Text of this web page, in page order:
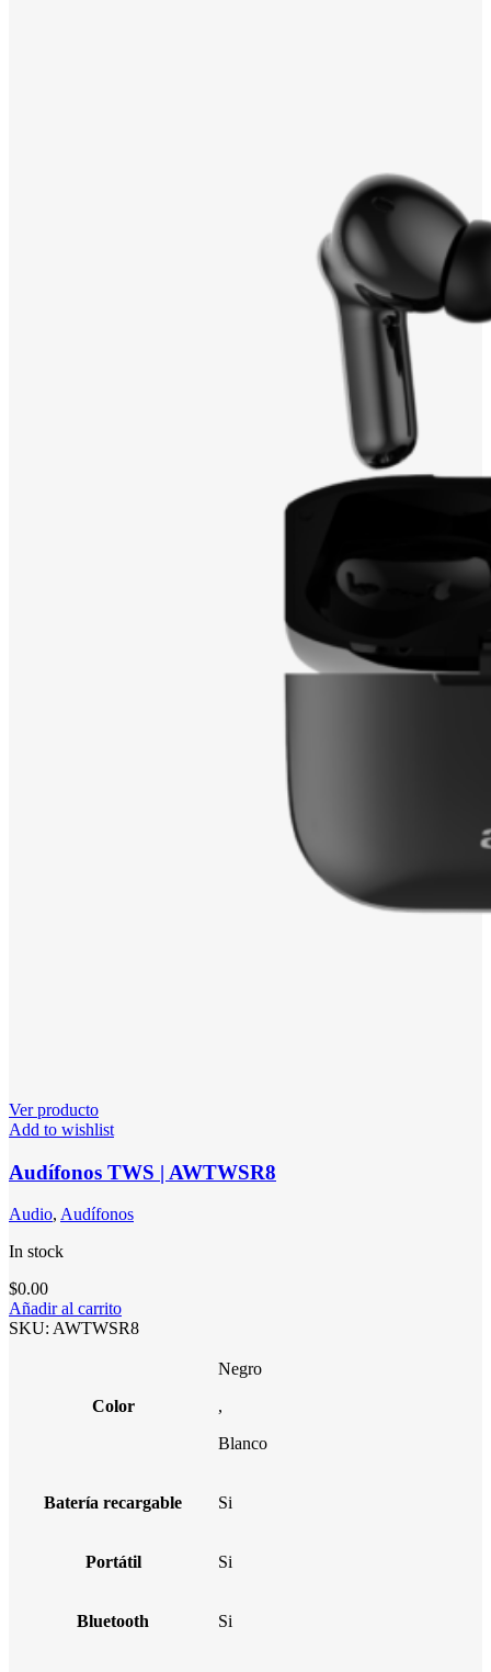
Ver producto
Add to wishlist
Audífonos TWS | AWTWSR8
Audio, Audífonos
In stock
$0.00
Añadir al carrito
SKU: AWTWSR8
Color
Negro
,
Blanco
Batería recargable Si
Portátil Si
Bluetooth Si